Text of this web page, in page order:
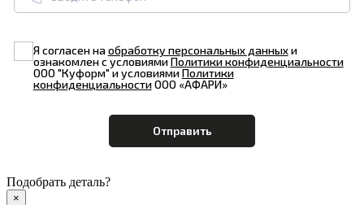
Я согласен наобработку персональных данныхи
ознакомлен с условиямиПолитики конфиденциальности
ООО "Куформ" и условиямиПолитики
конфиденциальностиООО «АФАРИ»
Подобрать деталь?
×